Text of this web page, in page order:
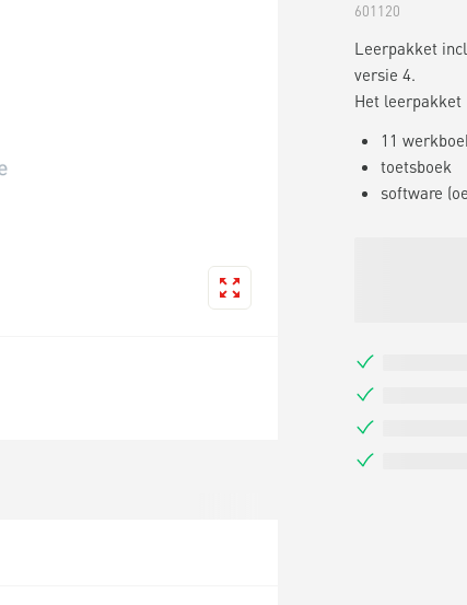
601120
Leerpakket
versie 4.
Het
11
toetsboek
software